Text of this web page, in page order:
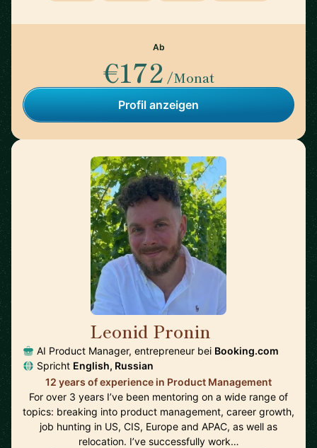
Ab
€172 /Monat
Profil anzeigen
Leonid Pronin
AI Product Manager, entrepreneur bei Booking.com
Spricht English, Russian
12 years of experience in Product Management
For over 3 years I’ve been mentoring on a wide range of
topics: breaking into product management, career growth,
job hunting in US, CIS, Europe and APAC, as well as
relocation. I’ve successfully work…